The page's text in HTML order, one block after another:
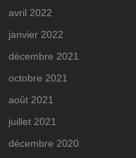
avril 2022
janvier 2022
décembre 2021
octobre 2021
août 2021
juillet 2021
décembre 2020